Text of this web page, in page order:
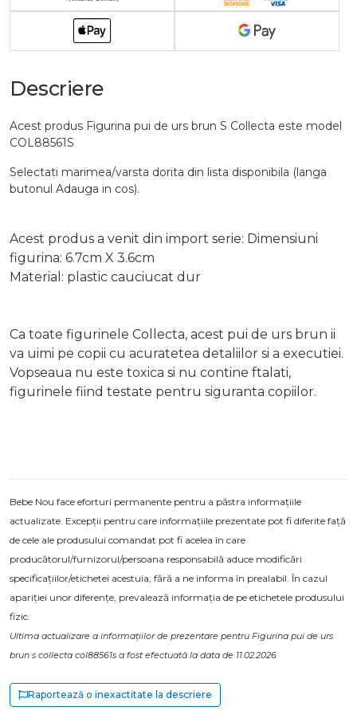
Descriere
Acest produs Figurina pui de urs brun S Collecta este model
COL88561S
Selectati marimea/varsta dorita din lista disponibila (langa
butonul Adauga in cos).
Acest produs a venit din import serie: Dimensiuni
figurina: 6.7cm X 3.6cm
Material: plastic cauciucat dur
Ca toate figurinele Collecta, acest pui de urs brun ii
va uimi pe copii cu acuratetea detaliilor si a executiei.
Vopseaua nu este toxica si nu contine ftalati,
figurinele fiind testate pentru siguranta copiilor.
Bebe Nou face eforturi permanente pentru a păstra informațiile
actualizate. Excepții pentru care informațiile prezentate pot fi diferite față
de cele ale produsului comandat pot fi acelea în care
producătorul/furnizorul/persoana responsabilă aduce modificări
specificațiilor/etichetei acestuia, fără a ne informa în prealabil. În cazul
apariției unor diferențe, prevalează informația de pe etichetele produsului
fizic.
Ultima actualizare a informațiilor de prezentare pentru Figurina pui de urs
brun s collecta col88561s a fost efectuată la data de 11.02.2026
Raportează o inexactitate la descriere